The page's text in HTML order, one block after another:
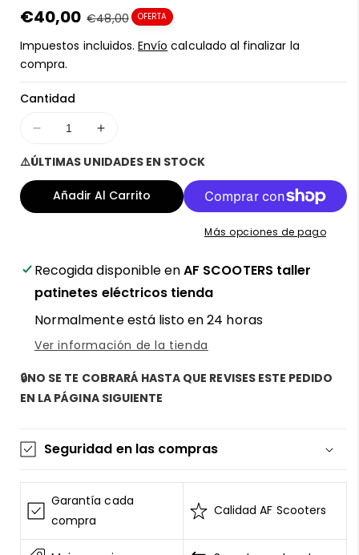
Precio
en
oferta
€40,00 Precio
regular
€48,00 OFERTA
Impuestos incluidos.Envío calculado al finalizar la
compra.
Cantidad
Disminuir
cantidad
para
Cargador
48V
Xiaomi
con
conector
MI4
PRO
MAX/PLUS
–
carga
rápida
para
patinete
eléctrico
Aumentar
para
Cargador
48V
Xiaomi
con
MI4
PRO
MAX/PLUS
–
carga
rápida
para
patinete
eléctrico
⚠️ÚLTIMAS UNIDADES EN STOCK
Añadir Al Carrito
Más opciones de pago
Recogida disponible enAF SCOOTERS taller
patinetes eléctricos tienda
Normalmente está listo en 24 horas
Ver información de la tienda
🔒NO SE TE COBRARÁ HASTA QUE REVISES ESTE PEDIDO
EN LA PÁGINA SIGUIENTE
Seguridad en las compras
La información de las tarjetas se mantiene
segura y sin riesgos
AF SCOOTERS
sigue el Estándar de Seguridad de
Datos para la Industria de Tarjeta de Pago
Garantía cada
compra
Calidad AF Scooters